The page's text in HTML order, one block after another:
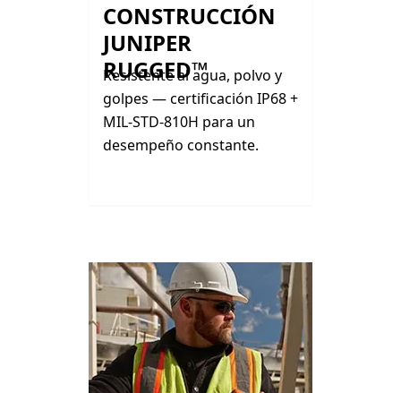
CONSTRUCCIÓN
JUNIPER
RUGGED™
Resistente al agua, polvo y
golpes — certificación IP68 +
MIL-STD-810H para un
desempeño constante.